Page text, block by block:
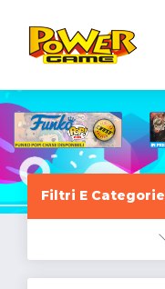
Filtri E Categorie